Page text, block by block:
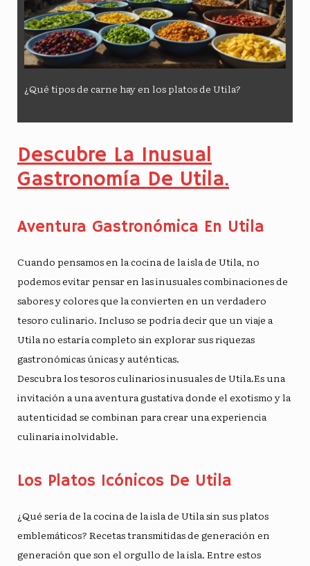
¿Qué tipos de carne hay en los platos de Utila?
Descubre La Inusual
Gastronomía De Utila.
Aventura Gastronómica En Utila
Cuando pensamos en la cocina de la isla de Utila, no
podemos evitar pensar en las inusuales combinaciones de
sabores y colores que la convierten en un verdadero
tesoro culinario. Incluso se podría decir que un viaje a
Utila no estaría completo sin explorar sus riquezas
gastronómicas únicas y auténticas.
Descubra los tesoros culinarios inusuales de Utila.Es una
invitación a una aventura gustativa donde el exotismo y la
autenticidad se combinan para crear una experiencia
culinaria inolvidable.
Los Platos Icónicos De Utila
¿Qué sería de la cocina de la isla de Utila sin sus platos
emblemáticos? Recetas transmitidas de generación en
generación que son el orgullo de la isla. Entre estos